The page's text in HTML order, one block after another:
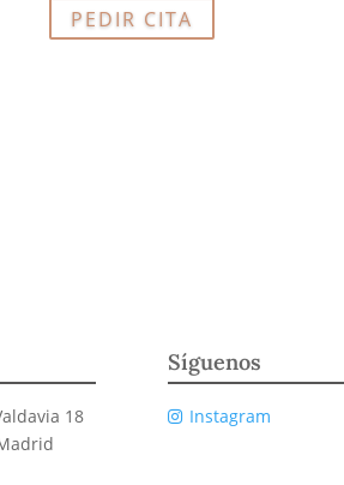
PEDIR CITA
18
Síguenos
Instagram